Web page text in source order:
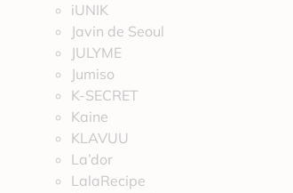
iUNIK
Javin de Seoul
JULYME
Jumiso
K-SECRET
Kaine
KLAVUU
La’dor
LalaRecipe